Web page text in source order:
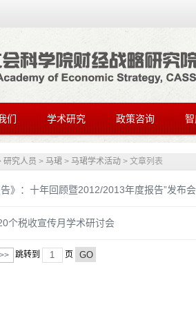
们 学术研究 政策咨询
研究人员 > 马珺 > 马珺学术活动 > 文章列表
》：十年回顾暨2012/2013年度报告”发布会
个税收宣传月学术研讨会
>> 跳转到 页